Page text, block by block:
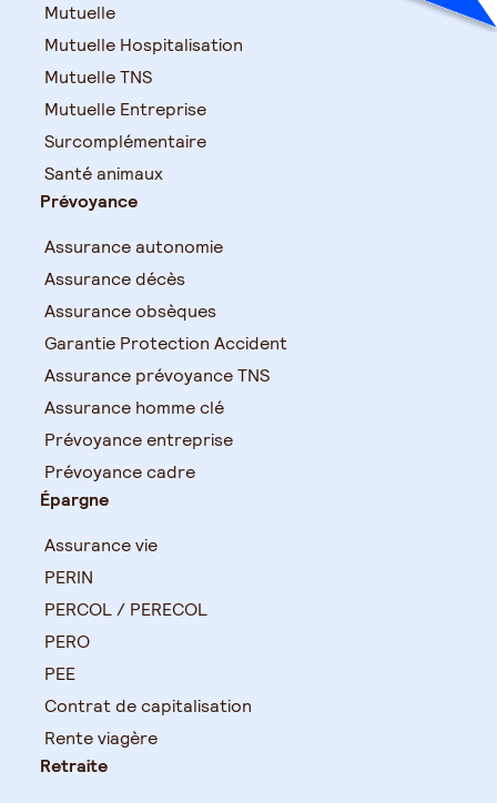
Mutuelle
Mutuelle Hospitalisation
Mutuelle TNS
Mutuelle Entreprise
Surcomplémentaire
Santé animaux
Prévoyance
Assurance autonomie
Assurance décès
Assurance obsèques
Garantie Protection Accident
Assurance prévoyance TNS
Assurance homme clé
Prévoyance entreprise
Prévoyance cadre
Épargne
Assurance vie
PERIN
PERCOL / PERECOL
PERO
PEE
Contrat de capitalisation
Rente viagère
Retraite